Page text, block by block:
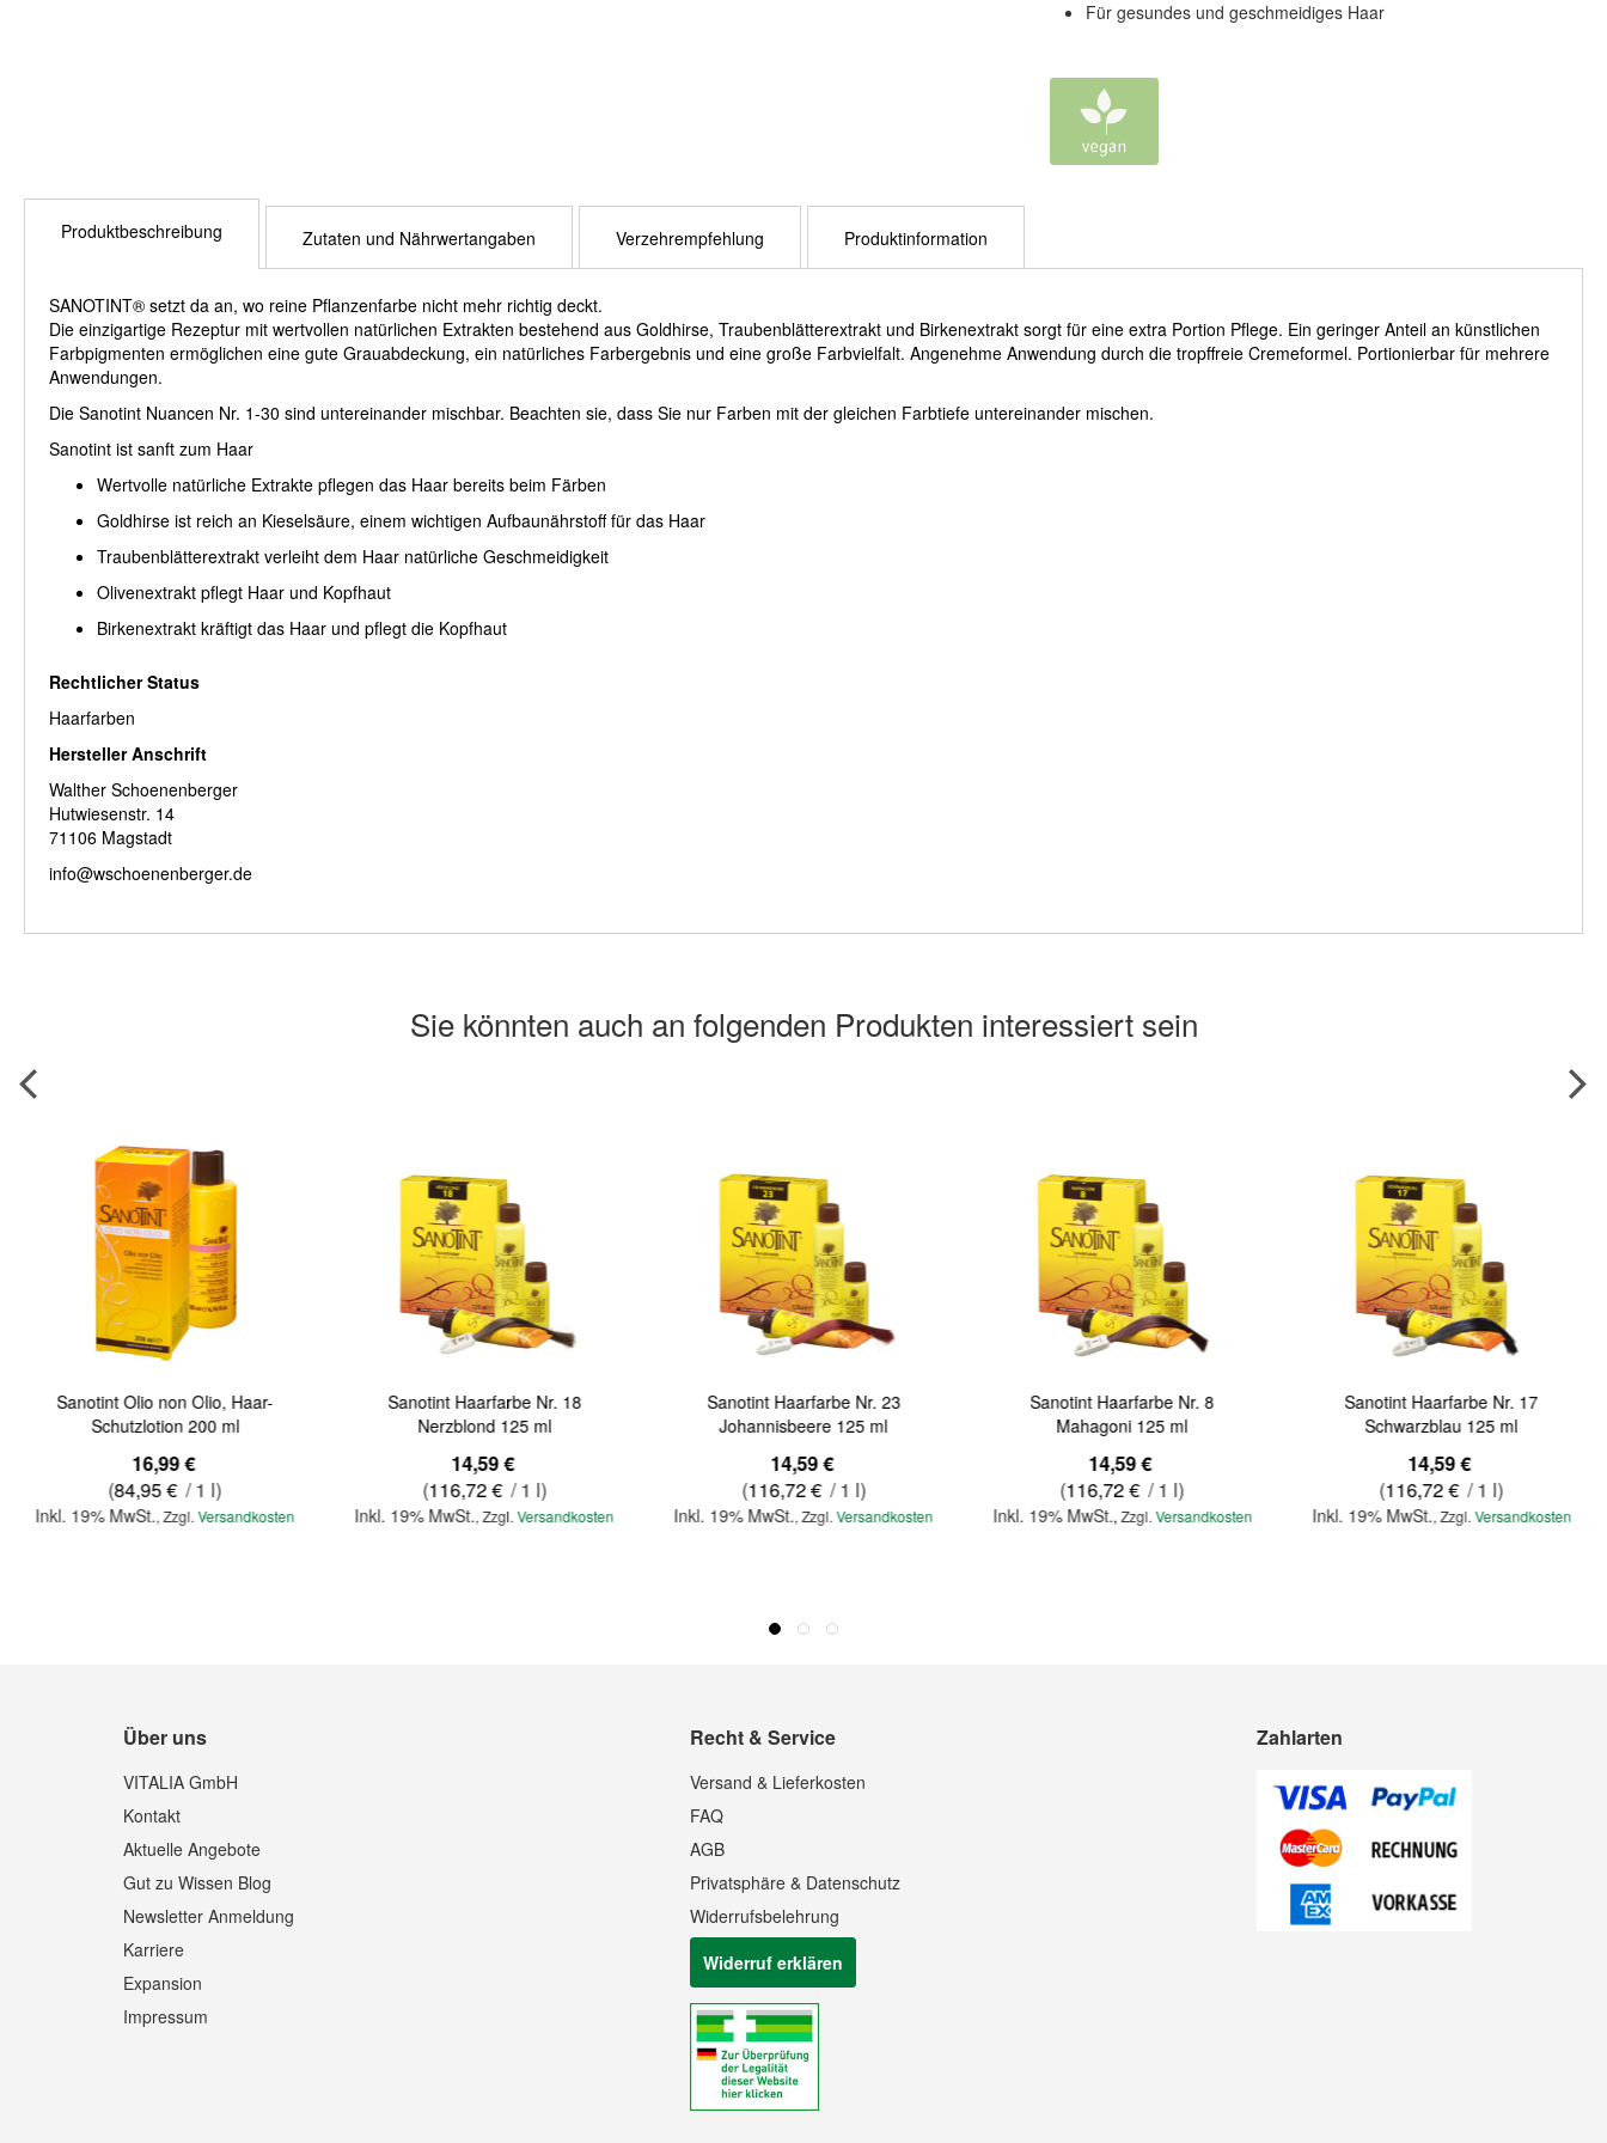
Für gesundes und geschmeidiges Haar
Produktbeschreibung
SANOTINT® setzt da an, wo reine Pflanzenfarbe nicht mehr richtig deckt.
Die einzigartige Rezeptur mit wertvollen natürlichen Extrakten bestehend aus Goldhirse, Traubenblätterextrakt und Birkenextrakt sorgt für eine extra Portion Pflege. Ein geringer Anteil an künstlichen
Farbpigmenten ermöglichen eine gute Grauabdeckung, ein natürliches Farbergebnis und eine große Farbvielfalt. Angenehme Anwendung durch die tropffreie Cremeformel. Portionierbar für mehrere
Anwendungen.
Die Sanotint Nuancen Nr. 1-30 sind untereinander mischbar. Beachten sie, dass Sie nur Farben mit der gleichen Farbtiefe untereinander mischen.
Sanotint ist sanft zum Haar
Wertvolle natürliche Extrakte pflegen das Haar bereits beim Färben
Goldhirse ist reich an Kieselsäure, einem wichtigen Aufbaunährstoff für das Haar
Traubenblätterextrakt verleiht dem Haar natürliche Geschmeidigkeit
Olivenextrakt pflegt Haar und Kopfhaut
Birkenextrakt kräftigt das Haar und pflegt die Kopfhaut
Rechtlicher Status
Haarfarben
Hersteller Anschrift
Walther Schoenenberger
Hutwiesenstr. 14
71106 Magstadt
info@wschoenenberger.de
Zutaten und Nährwertangaben Verzehrempfehlung Produktinformation
Sie könnten auch an folgenden Produkten interessiert sein
Sanotint Olio non Olio, Haar-
Schutzlotion 200 ml
16,99 €
(84,95 € / 1 l)
Inkl. 19% MwSt.,Zzgl.Versandkosten
Sanotint Haarfarbe Nr. 18
Nerzblond 125 ml
14,59 €
(116,72 € / 1 l)
Inkl. 19% MwSt.,Zzgl.Versandkosten
Sanotint Haarfarbe Nr. 23
Johannisbeere 125 ml
14,59 €
(116,72 € / 1 l)
Inkl. 19% MwSt.,Zzgl.Versandkosten
Sanotint Haarfarbe Nr. 8
Mahagoni 125 ml
14,59 €
(116,72 € / 1 l)
Inkl. 19% MwSt.,Zzgl.Versandkosten
Sanotint Haarfarbe Nr. 17
Schwarzblau 125 ml
14,59 €
(116,72 € / 1 l)
Inkl. 19% MwSt.,Zzgl.Versandkosten
Über uns
VITALIA GmbH
Kontakt
Aktuelle Angebote
Gut zu Wissen Blog
Newsletter Anmeldung
Karriere
Expansion
Impressum
Recht & Service
Versand & Lieferkosten
FAQ
AGB
Privatsphäre & Datenschutz
Widerrufsbelehrung
Widerruf erklären
Zahlarten